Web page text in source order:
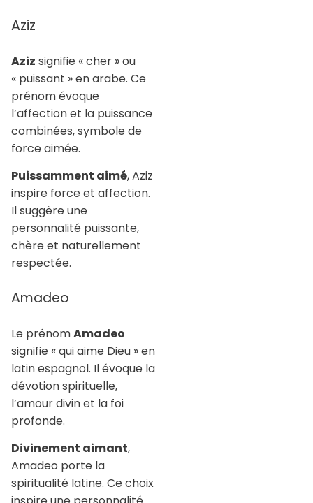
Aziz
Aziz signifie « cher » ou
« puissant » en arabe. Ce
prénom évoque
l’affection et la puissance
combinées, symbole de
force aimée.
Puissamment aimé, Aziz
inspire force et affection.
Il suggère une
personnalité puissante,
chère et naturellement
respectée.
Amadeo
Le prénomAmadeo
signifie « qui aime Dieu » en
latin espagnol. Il évoque la
dévotion spirituelle,
l’amour divin et la foi
profonde.
Divinement aimant,
Amadeo porte la
spiritualité latine. Ce choix